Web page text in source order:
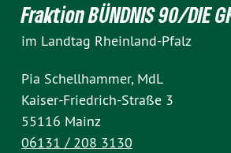
Fraktion BÜNDNIS 90/DIE
im Landtag Rheinland-Pfalz
Pia Schellhammer, MdL
Kaiser-Friedrich-Straße 3
55116 Mainz
06131 / 208 3130